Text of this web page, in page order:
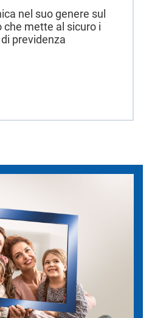
nel suo genere sul
mette al sicuro i
previdenza